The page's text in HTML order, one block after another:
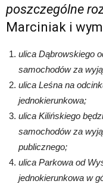
poszczególne
Marciniak i
ulica Dąbrowskiego
samochodów za
ulica Leśna na
jednokierunkowa;
ulica Kilińskiego
samochodów za
publicznego;
ulica Parkowa od
jednokierunkowa w